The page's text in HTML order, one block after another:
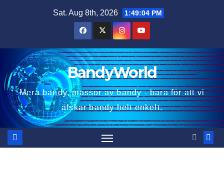
Sat. Aug 8th, 2026 1:49:05 PM
BandyWorld
Mera bandy, massor av bandy - bara för att vi
älskar bandy helt enkelt.